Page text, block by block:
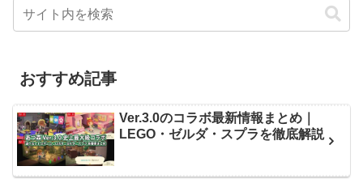
おすすめ記事
Ver.3.0のコラボ最新情報まとめ｜
LEGO・ゼルダ・スプラを徹底解説